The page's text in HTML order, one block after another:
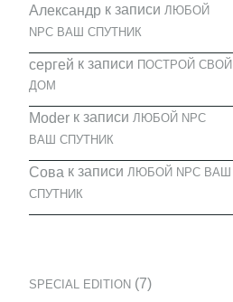
Александрк записи ЛЮБОЙ
NPC ВАШ СПУТНИК
cергей к записи ПОСТРОЙ СВОЙ
ДОМ
Moderк записи ЛЮБОЙ NPC
ВАШ СПУТНИК
Сова к записи ЛЮБОЙ NPC ВАШ
СПУТНИК
SPECIAL EDITION(7)